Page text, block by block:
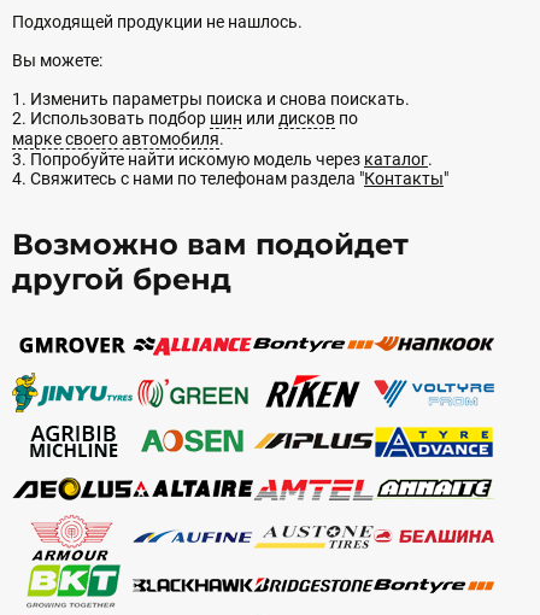
Подходящей продукции не нашлось.
Вы можете:
1. Изменить параметры поиска и снова поискать.
2. Использовать подбор шин или дисков по
марке своего автомобиля.
3. Попробуйте найти искомую модель через каталог.
4. Свяжитесь с нами по телефонам раздела "Контакты"
Возможно вам подойдет
другой бренд